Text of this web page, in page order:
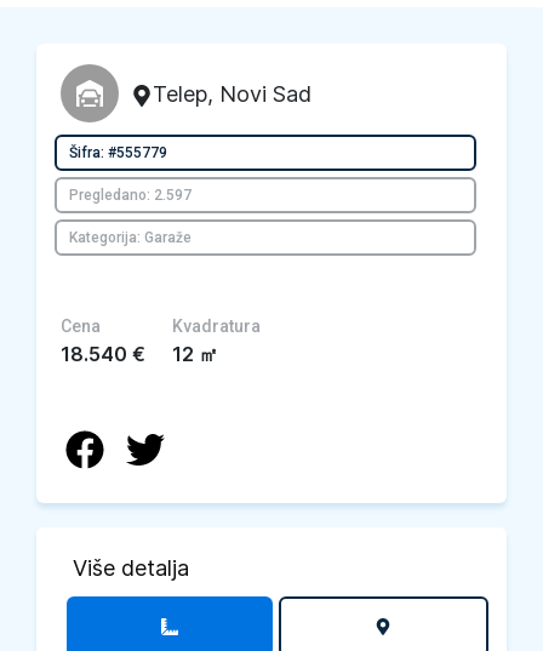
Telep, Novi Sad
Šifra: #555779
Pregledano: 2.597
Kategorija: Garaže
Cena
18.540 €
Kvadratura
12 ㎡
Više detalja